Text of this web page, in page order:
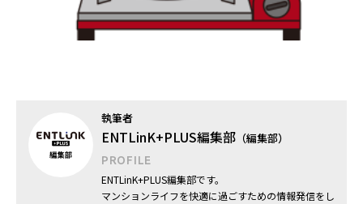
執筆者
ENTLinK+PLUS編集部 （編集部）
PROFILE
ENTLinK+PLUS編集部です。
マンションライフを快適に過ごすための情報発信をし